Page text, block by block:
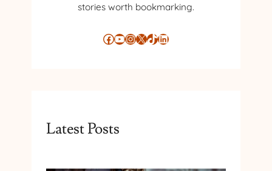
stories worth bookmarking.
Facebook YouTube InstagramX TikTok LinkedIn
Latest Posts